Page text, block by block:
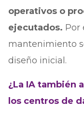
operativos o
ejecutados. Por
mantenimiento
diseño inicial.
¿La IA también
los centros de